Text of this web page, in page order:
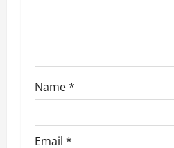
Name*
Email *